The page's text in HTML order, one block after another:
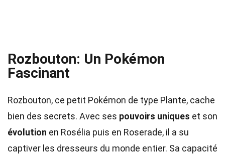
Rozbouton: Un Pokémon
Fascinant
Rozbouton, ce petit Pokémon de type Plante, cache
bien des secrets. Avec ses pouvoirs uniques et son
évolution en Rosélia puis en Roserade, il a su
captiver les dresseurs du monde entier. Sa capacité